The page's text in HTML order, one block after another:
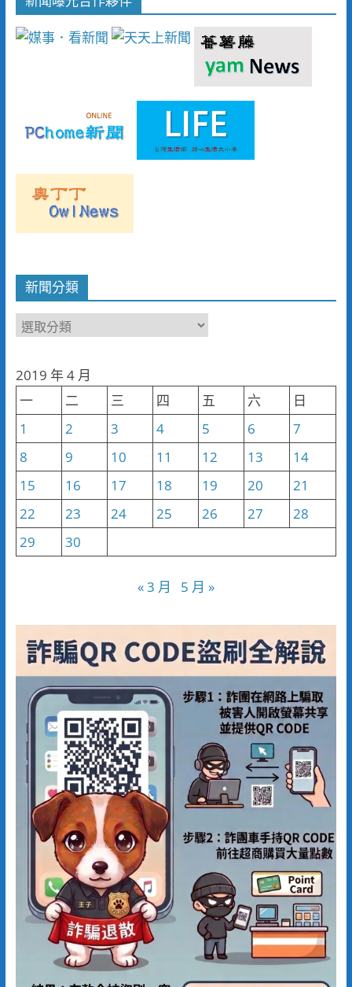
新聞分類
新
類
2019 年 4 月
一
二 三 四 五 六
日
1
2 3 4 5 6
7
8
9 10 11 12 13
14
15
16 17 18 19 20
21
22
23 24 25 26 27
28
29
30
« 3 月 5 月 »